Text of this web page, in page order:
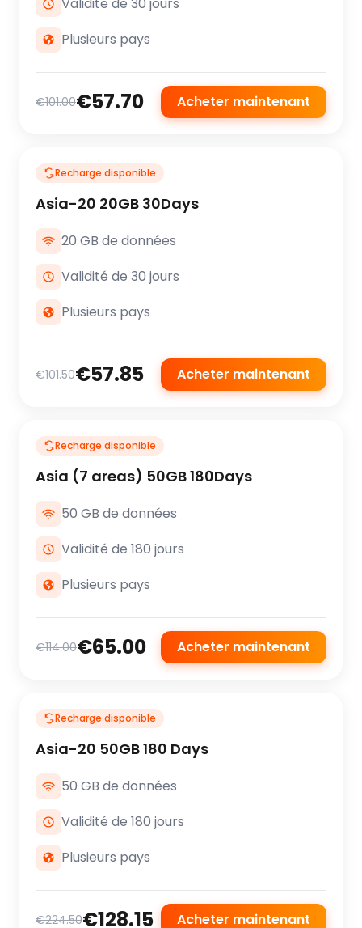
Plusieurs pays
€101.00€57.70 Acheter maintenant
Recharge disponible
Asia-20 20GB 30Days
20 GB de données
Validité de 30 jours
Plusieurs pays
€101.50€57.85 Acheter maintenant
Recharge disponible
Asia (7 areas) 50GB 180Days
50 GB de données
Validité de 180 jours
Plusieurs pays
€114.00€65.00 Acheter maintenant
Recharge disponible
Asia-20 50GB 180 Days
50 GB de données
Validité de 180 jours
Plusieurs pays
€224.50€128.15 Acheter maintenant